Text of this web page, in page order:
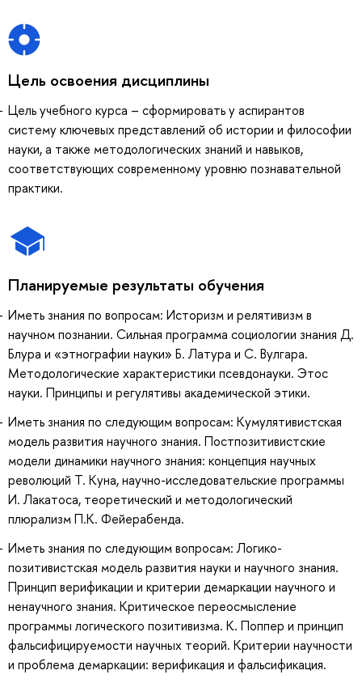
Цель освоения дисциплины
Цель учебного курса – сформировать у аспирантов
систему ключевых представлений об истории и философии
науки, а также методологических знаний и навыков,
соответствующих современному уровню познавательной
практики.
Планируемые результаты обучения
Иметь знания по вопросам: Историзм и релятивизм в
научном познании. Сильная программа социологии знания Д.
Блура и «этнографии науки» Б. Латура и С. Вулгара.
Методологические характеристики псевдонауки. Этос
науки. Принципы и регулятивы академической этики.
Иметь знания по следующим вопросам: Кумулятивистская
модель развития научного знания. Постпозитивистские
модели динамики научного знания: концепция научных
революций Т. Куна, научно-исследовательские программы
И. Лакатоса, теоретический и методологический
плюрализм П.К. Фейерабенда.
Иметь знания по следующим вопросам: Логико-
позитивистская модель развития науки и научного знания.
Принцип верификации и критерии демаркации научного и
ненаучного знания. Критическое переосмысление
программы логического позитивизма. К. Поппер и принцип
фальсифицируемости научных теорий. Критерии научности
и проблема демаркации: верификация и фальсификация.